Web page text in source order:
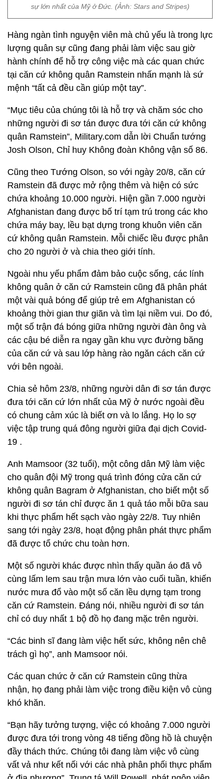
sự lớn nhất của Mỹ ở Đức. (Ảnh: Stars and Stripes)
Hàng ngàn tình nguyện viên mà chủ yếu là trong lực
lượng quân sự cũng đang phải làm việc sau giờ
hành chính để hỗ trợ công việc mà các quan chức
tại căn cứ không quân Ramstein nhấn mạnh là sứ
mệnh “tất cả đều cần giúp một tay”.
“Mục tiêu của chúng tôi là hỗ trợ và chăm sóc cho
những người đi sơ tán được đưa tới căn cứ không
quân Ramstein”, Military.com dẫn lời Chuẩn tướng
Josh Olson, Chỉ huy Không đoàn Không vận số 86.
Cũng theo Tướng Olson, so với ngày 20/8, căn cứ
Ramstein đã được mở rộng thêm và hiện có sức
chứa khoảng 10.000 người. Hiện gần 7.000 người
Afghanistan đang được bố trí tạm trú trong các kho
chứa máy bay, lều bạt dựng trong khuôn viên căn
cứ không quân Ramstein. Mỗi chiếc lều được phân
cho 20 người ở và chia theo giới tính.
Ngoài nhu yếu phẩm đảm bảo cuộc sống, các lính
không quân ở căn cứ Ramstein cũng đã phân phát
một vài quả bóng để giúp trẻ em Afghanistan có
khoảng thời gian thư giãn và tìm lại niềm vui. Do đó,
một số trận đá bóng giữa những người đàn ông và
các cậu bé diễn ra ngay gần khu vực đường băng
của căn cứ và sau lớp hàng rào ngăn cách căn cứ
với bên ngoài.
Chia sẻ hôm 23/8, những người dân đi sơ tán được
đưa tới căn cứ lớn nhất của Mỹ ở nước ngoài đều
có chung cảm xúc là biết ơn và lo lắng. Họ lo sợ
việc tập trung quá đông người giữa đại dịch Covid-
19 .
Anh Mamsoor (32 tuổi), một công dân Mỹ làm việc
cho quân đội Mỹ trong quá trình đóng cửa căn cứ
không quân Bagram ở Afghanistan, cho biết một số
người đi sơ tán chỉ được ăn 1 quả táo mỗi bữa sau
khi thực phẩm hết sạch vào ngày 22/8. Tuy nhiên
sang tới ngày 23/8, hoạt động phân phát thực phẩm
đã được tổ chức chu toàn hơn.
Một số người khác được nhìn thấy quần áo đã vô
cùng lấm lem sau trận mưa lớn vào cuối tuần, khiến
nước mưa đổ vào một số căn lều dựng tạm trong
căn cứ Ramstein. Đáng nói, nhiều người đi sơ tán
chỉ có duy nhất 1 bộ đồ họ đang mặc trên người.
“Các binh sĩ đang làm việc hết sức, không nên chê
trách gì họ”, anh Mamsoor nói.
Các quan chức ở căn cứ Ramstein cũng thừa
nhận, họ đang phải làm việc trong điều kiện vô cùng
khó khăn.
“Bạn hãy tưởng tượng, việc có khoảng 7.000 người
được đưa tới trong vòng 48 tiếng đồng hồ là chuyện
đầy thách thức. Chúng tôi đang làm việc vô cùng
vất vả như kết nối với các nhà phân phối thực phẩm